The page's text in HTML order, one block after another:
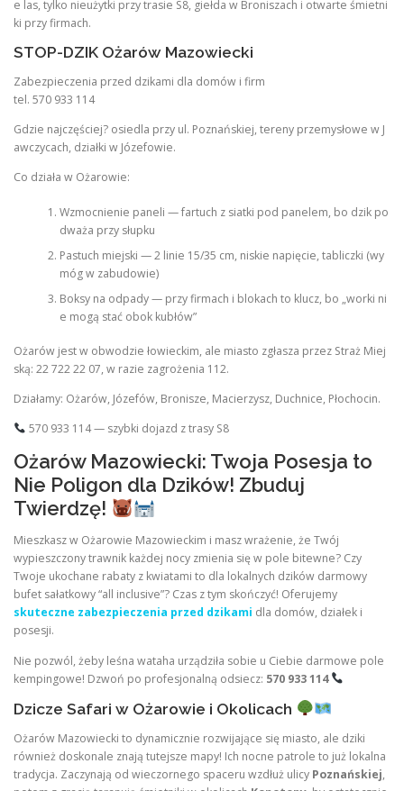
e las, tylko nieużytki przy trasie S8, giełda w Broniszach i otwarte śmietni
ki przy firmach.
STOP-DZIK Ożarów Mazowiecki
Zabezpieczenia przed dzikami dla domów i firm
tel. 570 933 114
Gdzie najczęściej? osiedla przy ul. Poznańskiej, tereny przemysłowe w J
awczycach, działki w Józefowie.
Co działa w Ożarowie:
Wzmocnienie paneli — fartuch z siatki pod panelem, bo dzik po
dważa przy słupku
Pastuch miejski — 2 linie 15/35 cm, niskie napięcie, tabliczki (wy
móg w zabudowie)
Boksy na odpady — przy firmach i blokach to klucz, bo „worki ni
e mogą stać obok kubłów”
Ożarów jest w obwodzie łowieckim, ale miasto zgłasza przez Straż Miej
ską: 22 722 22 07, w razie zagrożenia 112.
Działamy: Ożarów, Józefów, Bronisze, Macierzysz, Duchnice, Płochocin.
570 933 114 — szybki dojazd z trasy S8
Ożarów Mazowiecki: Twoja Posesja to
Nie Poligon dla Dzików! Zbuduj
Twierdzę!
Mieszkasz w Ożarowie Mazowieckim i masz wrażenie, że Twój
wypieszczony trawnik każdej nocy zmienia się w pole bitewne? Czy
Twoje ukochane rabaty z kwiatami to dla lokalnych dzików darmowy
bufet sałatkowy “all inclusive”? Czas z tym skończyć! Oferujemy
skuteczne zabezpieczenia przed dzikami dla domów, działek i
posesji.
Nie pozwól, żeby leśna wataha urządziła sobie u Ciebie darmowe pole
kempingowe! Dzwoń po profesjonalną odsiecz: 570 933 114
Dzicze Safari w Ożarowie i Okolicach
Ożarów Mazowiecki to dynamicznie rozwijające się miasto, ale dziki
również doskonale znają tutejsze mapy! Ich nocne patrole to już lokalna
tradycja. Zaczynają od wieczornego spaceru wzdłuż ulicy Poznańskiej,